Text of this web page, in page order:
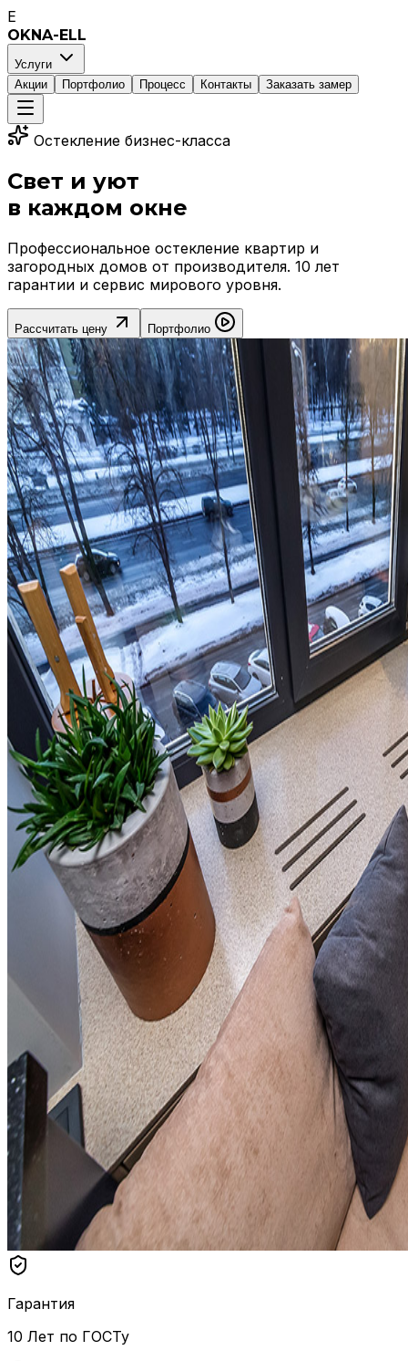
E
OKNA-ELL
Услуги
Акции
Портфолио Процесс Контакты Заказать замер
Остекление бизнес-класса
Свет и уют
в каждом окне
Профессиональное остекление квартир и
загородных домов от производителя. 10 лет
гарантии и сервис мирового уровня.
Рассчитать цену Портфолио
Гарантия
10 Лет по ГОСТу